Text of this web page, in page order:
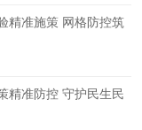
精准施策 网格防控筑
精准防控 守护民生民